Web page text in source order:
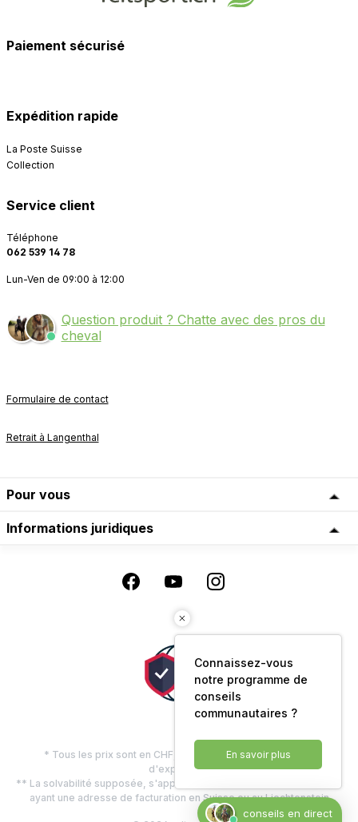
Paiement sécurisé
Expédition rapide
La Poste Suisse
Collection
Service client
Téléphone
062 539 14 78
Lun-Ven de 09:00 à 12:00
Question produit ? Chatte avec des pros du
cheval
Formulaire de contact
Retrait à Langenthal
Pour vous
Informations juridiques
* Tous les prix sont en CHF, TVA comprise, plus les frais
d'expédition
** La solvabilité supposée, s'applique uniquement aux clients privés
ayant une adresse de facturation en Suisse ou au Liechtenstein
Connaissez-vous
notre programme de
conseils
communautaires ?
En savoir plus
conseils en direct